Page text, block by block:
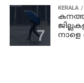
KERALA
കനത്ത